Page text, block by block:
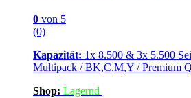
0 von 5
(0)
Kapazität: 1x 8.500 & 3x 5.500
Multipack / BK,C,M,Y / Premium
Shop: Lagernd